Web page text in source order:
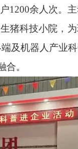
1200余人次。
猪科技小院，
及机器人产业
。